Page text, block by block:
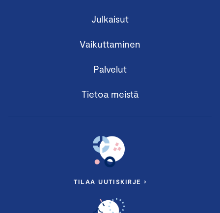
Julkaisut
Vaikuttaminen
Palvelut
Tietoa meistä
TILAA UUTISKIRJE ›